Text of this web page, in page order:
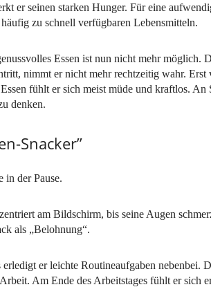
er seinen starken Hunger. Für eine
zu schnell verfügbaren Lebensmitteln.
Essen ist nun nicht mehr möglich.
nimmt er nicht mehr rechtzeitig wahr. Erst
fühlt er sich meist müde und kraftlos.
denken.
Snacker”
in der Pause.
am Bildschirm, bis seine Augen
als „Belohnung“.
erledigt er leichte Routineaufgaben nebenbei.
Am Ende des Arbeitstages fühlt er sich